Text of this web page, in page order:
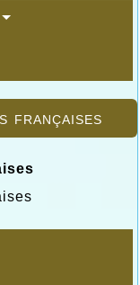
françaises